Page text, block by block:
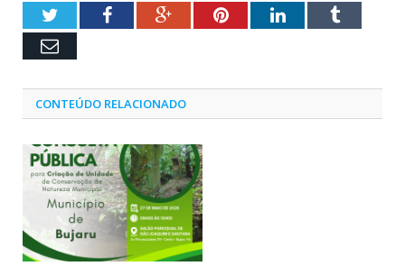
TwitterFacebookGoogle+PinterestLinkedInTumblr
Email
CONTEÚDO RELACIONADO